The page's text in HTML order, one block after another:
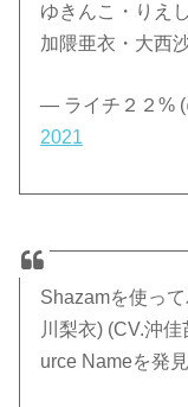
ゆきんこ・りえ
加隈亜衣・大西
— ライチ２２%
2021
Shazamを使っ
川梨衣) (CV.沖
urce Nameを発